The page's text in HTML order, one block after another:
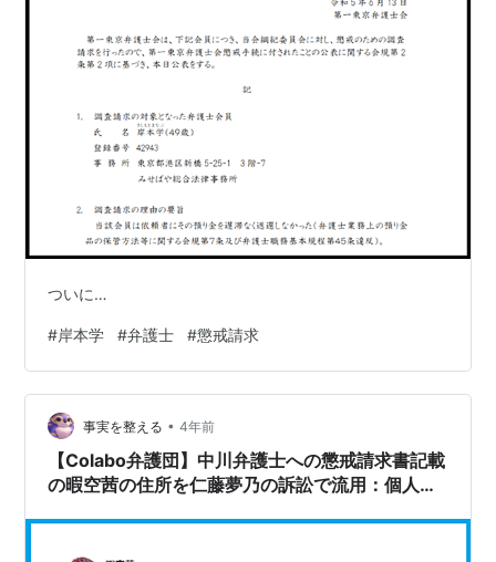
ついに…
#岸本学 #弁護士 #懲戒請求
事実を整える • 4年前
【Colabo弁護団】中川弁護士への懲戒請求書記載
の暇空茜の住所を仁藤夢乃の訴訟で流用：個人情